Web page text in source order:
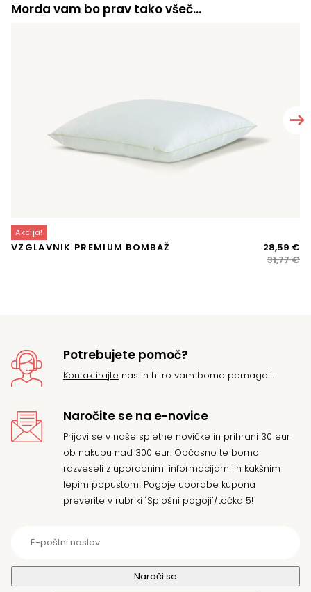
Morda vam bo prav tako všeč…
Akcija!
VZGLAVNIK PREMIUM BOMBAŽ
31,77€
28,59 €
Potrebujete pomoč?
Kontaktirajte nas in hitro vam bomo pomagali.
Naročite se na e-novice
Prijavi se v naše spletne novičke in prihrani 30 eur
ob nakupu nad 300 eur. Občasno te bomo
razveseli z uporabnimi informacijami in kakšnim
lepim popustom! Pogoje uporabe kupona
preverite v rubriki "Splošni pogoji"/točka 5!